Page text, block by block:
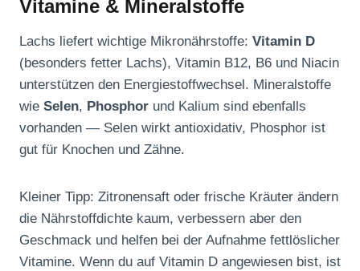
Vitamine & Mineralstoffe
Lachs liefert wichtige Mikronährstoffe: Vitamin D
(besonders fetter Lachs), Vitamin B12, B6 und Niacin
unterstützen den Energiestoffwechsel. Mineralstoffe
wie Selen, Phosphor und Kalium sind ebenfalls
vorhanden — Selen wirkt antioxidativ, Phosphor ist
gut für Knochen und Zähne.
Kleiner Tipp: Zitronensaft oder frische Kräuter ändern
die Nährstoffdichte kaum, verbessern aber den
Geschmack und helfen bei der Aufnahme fettlöslicher
Vitamine. Wenn du auf Vitamin D angewiesen bist, ist